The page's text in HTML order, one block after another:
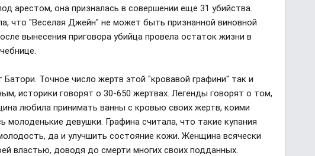
арестом, она призналась в совершении еще 31 убийства.
что "Веселая Джейн" не может быть признанной виновной
вынесения приговора убийца провела остаток жизни в
Батори. Точное число жертв этой "кровавой графини" так и
историки говорят о 30-650 жертвах. Легенды говорят о том,
любила принимать ванны с кровью своих жертв, коими
молоденькие девушки. Графина считала, что такие купания
да и улучшить состояние кожи. Женщина всячески
властью, доводя до смерти многих своих подданных.